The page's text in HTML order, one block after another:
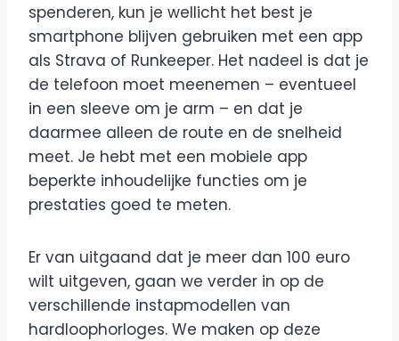
spenderen, kun je wellicht het best je
smartphone blijven gebruiken met een app
als Strava of Runkeeper. Het nadeel is dat je
de telefoon moet meenemen – eventueel
in een sleeve om je arm – en dat je
daarmee alleen de route en de snelheid
meet. Je hebt met een mobiele app
beperkte inhoudelijke functies om je
prestaties goed te meten.
Er van uitgaand dat je meer dan 100 euro
wilt uitgeven, gaan we verder in op de
verschillende instapmodellen van
hardloophorloges. We maken op deze